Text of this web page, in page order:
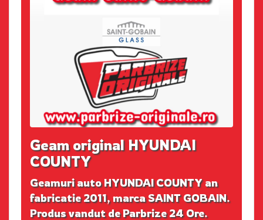
Geam original HYUNDAI
COUNTY
Geamuri auto HYUNDAI COUNTY an
fabricatie 2011, marca SAINT GOBAIN.
Produs vandut de Parbrize 24 Ore.